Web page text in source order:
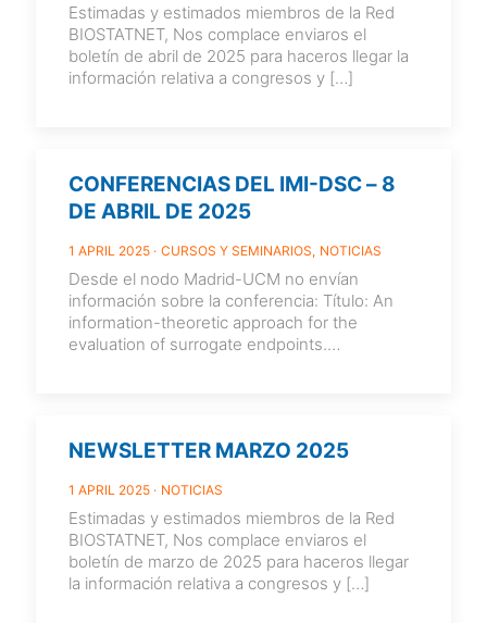
Estimadas y estimados miembros de la Red
BIOSTATNET, Nos complace enviaros el
boletín de abril de 2025 para haceros llegar la
información relativa a congresos y […]
CONFERENCIAS DEL IMI-DSC – 8
DE ABRIL DE 2025
1 APRIL 2025 CURSOS Y SEMINARIOS NOTICIAS
Desde el nodo Madrid-UCM no envían
información sobre la conferencia: Título: An
information-theoretic approach for the
evaluation of surrogate endpoints.
NEWSLETTER MARZO 2025
1 APRIL 2025 NOTICIAS
Estimadas y estimados miembros de la Red
BIOSTATNET, Nos complace enviaros el
boletín de marzo de 2025 para haceros llegar
la información relativa a congresos y […]